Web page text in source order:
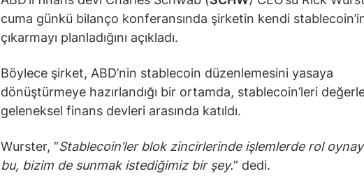
cuma günkü bilanço konferansında şirketin kendi
çıkarmayı planladığını açıkladı.
Böylece şirket, ABD’nin stablecoin düzenlemesini yasaya
dönüştürmeye hazırlandığı bir ortamda, stablecoin’leri
geleneksel finans devleri arasında katıldı.
Wurster, “Stablecoin’ler blok zincirlerinde işlemlerde rol
bu, bizim de sunmak istediğimiz bir şey.” dedi.